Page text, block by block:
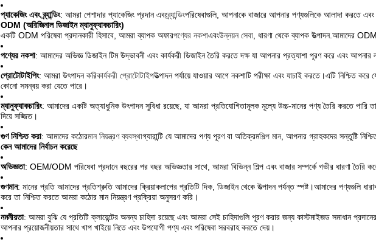
প্যাকেজিং এবং ব্র্যান্ডিং: আমরা পেশাদার প্যাকেজিং প্রদান এবংব্র্যান্ডিংপরিষেবাগুলি, আপনাকে বাজারে আপনার পণ্যগুলিকে আলাদা করতে
ODM (অরিজিনাল ডিজাইন ম্যানুফ্যাকচারিং)
একটি ODM পরিষেবা প্রদানকারী হিসাবে, আমরা ব্যাপক অফারপণ্যের নকশাএবংউন্নয়ন সেবা , ধারণা থেকে ব্যাপক উত্পাদন.আমাদের
পণ্যের নকশা: আমাদের অভিজ্ঞ ডিজাইন টিম উদ্ভাবনী এবং কার্যকরী ডিজাইন তৈরি করতে দক্ষ যা আপনার প্রত্যাশা পূরণ করে এবং আপনার
প্রোটোটাইপিং: আমরা উৎপাদন করিকার্যকরী প্রোটোটাইপউত্পাদন পর্যায়ে যাওয়ার আগে নকশাটি পরীক্ষা এবং যাচাই করতে।এটি নিশ্চিত
কোনো সমন্বয় করা যেতে পারে।
ম্যানুফ্যাকচারিং: আমাদের একটি অত্যাধুনিক উৎপাদন সুবিধা রয়েছে, যা আমরা প্রতিযোগিতামূলক মূল্যে উচ্চ-মানের পণ্য তৈরি করতে পারি
দিয়ে সজ্জিত।
গুণ নিশ্চিত করা: আমাদের কঠোরমান নিয়ন্ত্রণ ব্যবস্থাগ্যারান্টি যে আমাদের পণ্য পূরণ বা অতিক্রমশিল্প মান, আপনার গ্রাহকদের সন্তুষ্টি
কেন আমাদের নির্বাচন করেছে
অভিজ্ঞতা: OEM/ODM পরিষেবা প্রদানে বছরের পর বছর অভিজ্ঞতার সাথে, আমরা বিভিন্ন শিল্প এবং বাজার সম্পর্কে গভীর ধারণা তৈরি
গুণমান: মানের প্রতি আমাদের প্রতিশ্রুতি আমাদের ক্রিয়াকলাপের প্রতিটি দিক, ডিজাইন থেকে উত্পাদন পর্যন্ত স্পষ্ট।আমাদের পণ্যগুলি
করে তা নিশ্চিত করতে আমরা কঠোর মান নিয়ন্ত্রণ প্রক্রিয়া অনুসরণ করি।
নমনীয়তা: আমরা বুঝি যে প্রতিটি ক্লায়েন্টের অনন্য চাহিদা রয়েছে এবং আমরা সেই চাহিদাগুলি পূরণ করার জন্য কাস্টমাইজড সমাধান
আপনার প্রয়োজনীয়তার সাথে খাপ খাইয়ে নিতে এবং উপযোগী পণ্য এবং পরিষেবা সরবরাহ করতে দেয়।